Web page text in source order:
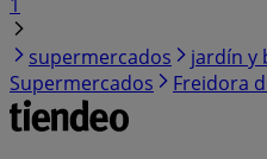
1
supermercados
jardín y
Supermercados
Freidora